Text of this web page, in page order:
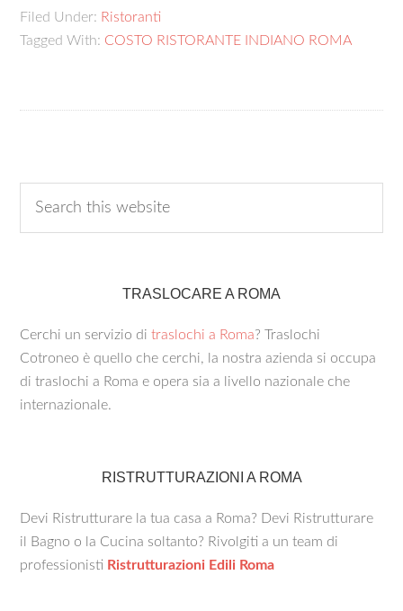
Filed Under: Ristoranti
Tagged With: COSTO RISTORANTE INDIANO ROMA
TRASLOCARE A ROMA
Cerchi un servizio ditraslochi a Roma? Traslochi
Cotroneo è quello che cerchi, la nostra azienda si occupa
di traslochi a Roma e opera sia a livello nazionale che
internazionale.
RISTRUTTURAZIONI A ROMA
Devi Ristrutturare la tua casa a Roma? Devi Ristrutturare
il Bagno o la Cucina soltanto? Rivolgiti a un team di
professionisti Ristrutturazioni Edili Roma